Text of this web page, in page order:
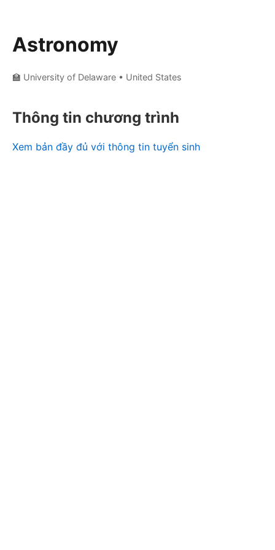
Astronomy
🏫 University of Delaware • United States
Thông tin chương trình
Xem bản đầy đủ với thông tin tuyển sinh